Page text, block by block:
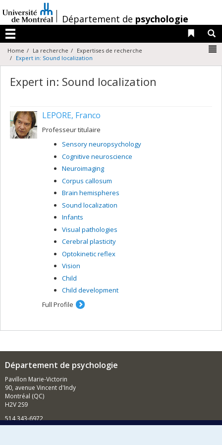
au
contenu
/Département de psychologie
Menu
Liens
Home La recherche
Expertises de recherche
Expert in: Sound localization
Expert in: Sound localization
LEPORE, Franco
Professeur titulaire
Sensory neuropsychology
Cognitive neuroscience
Neuroimaging
Corpus callosum
Brain hemispheres
Sound localization
Infants
Visual pathologies
Cerebral plasticity
Optokinetic reflex
Vision
Child
Child development
Full Profile
Département de psychologie
Pavillon Marie-Victorin
90, avenue Vincent d'Indy
Montréal (QC)
H2V 2S9
514 343-6972